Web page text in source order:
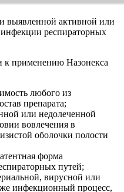
выявленной активной или
респираторных
к применению Назонекса
любого из
препарата;
или недолеченной
вовлечения в
оболочки полости
форма
путей;
вирусной или
инфекционный процесс,